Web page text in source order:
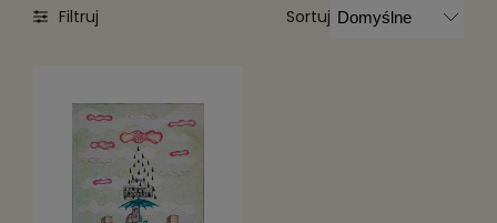
Sortuj
Filtruj